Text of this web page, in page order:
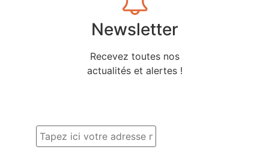
Newsletter
Recevez toutes nos
actualités et alertes !